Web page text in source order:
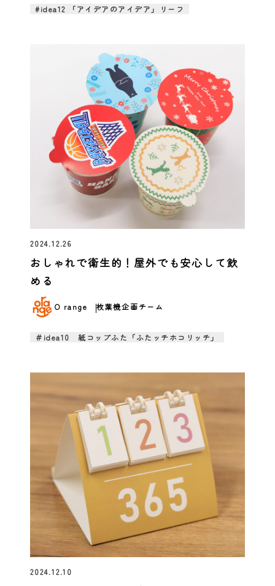
#idea12 「アイデアのアイデア」リーフ
2024.12.26
おしゃれで衛生的！屋外でも安心して飲
める
O range 枚葉機企画チーム
＃idea10 紙コップふた「ふたッチホコリッチ」
2024.12.10